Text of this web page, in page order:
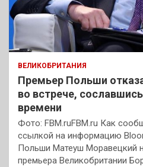
ВЕЛИКОБРИТАНИЯ
Премьер Польши
во встрече,
времени
Фото: FBM.ruFBM.ru Как
ссылкой на информацию
Польши Матеуш Моравецкий
премьера Великобритании